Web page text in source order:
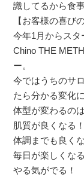
識してるから食
【お客様の喜び
今年1月からスタ
Chino THE
ー。
今ではうちのサ
たら分かる変化
体型が変わるの
肌質が良くなる！
体調までも良く
毎日が楽しくなる
やる気がでる！